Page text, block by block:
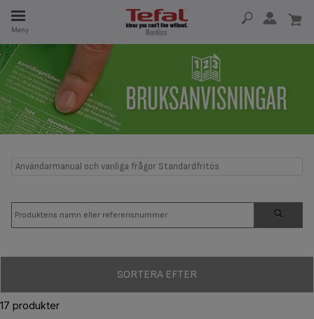
Meny
Användarmanual och vanliga frågor Standardfritös
SORTERA EFTER
17 produkter